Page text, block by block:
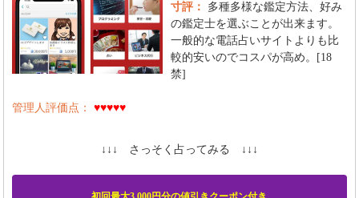
寸評：
多種多様な鑑定方法、好み
の鑑定士を選ぶことが出来ます。
一般的な電話占いサイトよりも比
較的安いのでコスパが高め。[18
禁]
管理人評価点：♥♥♥♥♥
↓↓↓ さっそく占ってみる ↓↓↓